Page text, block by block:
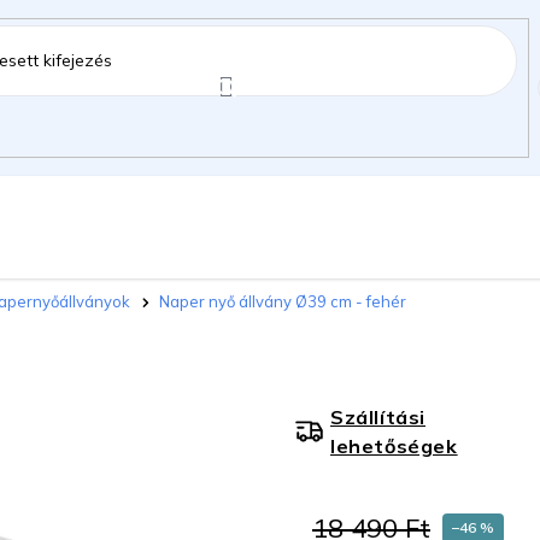
Naper nyő állvány Ø39 cm - fehér
18 490 Ft –46 %
Szállítási
lehetőségek